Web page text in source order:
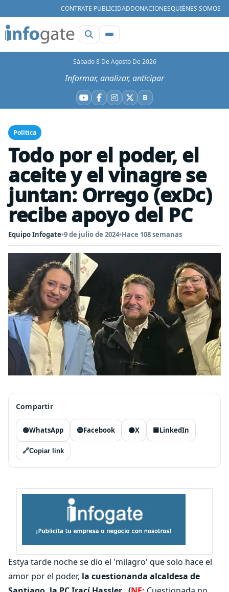
CONTRATE PUBLICIDADDONACIONESQUIÉNES SOMOS
Sábado 8 De Agosto De 2026
Informar, analizar, anticipar
YouTube
Facebook
Instagram
X BBluesky
Política
Todo por el poder, el
aceite y el vinagre se
juntan: Orrego (exDc)
recibe apoyo del PC
Equipo Infogate•9 de julio de 2024•Hace 108 semanas
Compartir
🟢WhatsApp 🔵Facebook ⚫X 🟦LinkedIn
🔗Copiar link
Estya tarde noche se dio el 'milagro' que solo hace el
amor por el poder, la cuestionanda alcaldesa de